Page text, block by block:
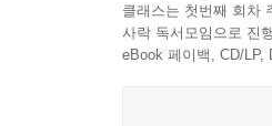
뇌경색 환자는 처
세균 하나 침입하
클래스는 첫번째 회차
사락 독서모임으로 진
eBook 페이백, CD/